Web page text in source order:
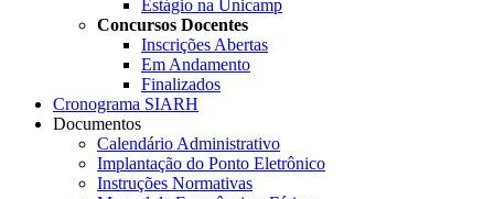
Estágio na Unicamp
Concursos Docentes
Inscrições Abertas
Em Andamento
Finalizados
Cronograma SIARH
Documentos
Calendário Administrativo
Implantação do Ponto Eletrônico
Instruções Normativas